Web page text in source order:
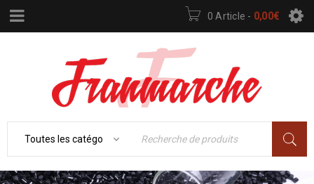
0 Article - 0,00€